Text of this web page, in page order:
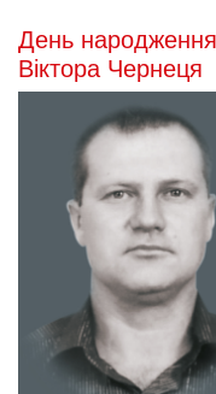
День
Віктора Чернеця